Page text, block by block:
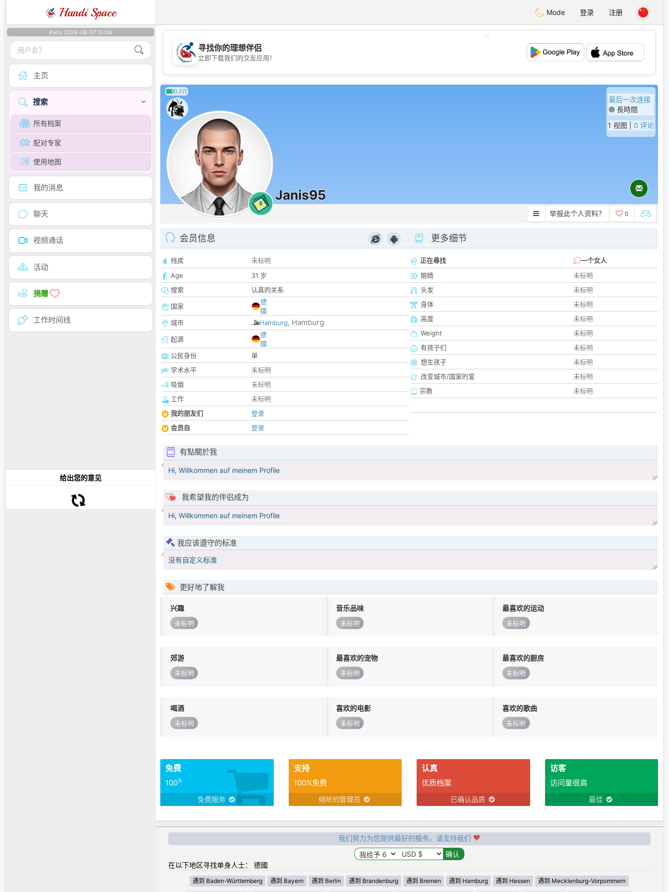
Handi Space Mode 登录 注册
Paris 2026-08-07 15:04
主页
搜索
所有档案
配对专家
使用地图
我的消息
聊天
视频通话
活动
捐赠
工作时间线
给出您的意见
💖
💕
寻找你的理想伴侣
立即下载我们的交友应用！
0.7/1
0
Janis95
最后一次连接
長時間
1 视图 | 0 评论
举报此个人资料？ 0
会员信息
残疾
未标明
Age
31 岁
搜索
认真的关系
国家
德
國
城市
Hamburg, Hamburg
起源
德
國
公民身份
单
学术水平
未标明
吸烟
未标明
工作
未标明
我的朋友们
登录
会员自
登录
更多细节
正在尋找
一个女人
眼睛
未标明
头发
未标明
身体
未标明
高度
未标明
Weight
未标明
有孩子们
未标明
想生孩子
未标明
改变城市/国家的爱
未标明
宗教
未标明
有點關於我
Hi, Willkommen auf meinem Profile
我希望我的伴侣成为
Hi, Willkommen auf meinem Profile
我应该遵守的标准
没有自定义标准
更好地了解我
兴趣
未标明
音乐品味
未标明
最喜欢的运动
未标明
郊游
未标明
最喜欢的宠物
未标明
最喜欢的厨房
未标明
喝酒
未标明
喜欢的电影
未标明
喜欢的歌曲
未标明
免费
100%
免费服务
支持
100%免费
倾听的管理员
认真
优质档案
已确认品质
访客
访问量很高
最佳
我们努力为您提供最好的服务，请支持我们
在以下地区寻找单身人士： 德國
遇到 Baden-Württemberg 遇到 Bayern 遇到 Berlin 遇到 Brandenburg 遇到 Bremen 遇到 Hamburg 遇到 Hessen 遇到 Mecklenburg-Vorpommern